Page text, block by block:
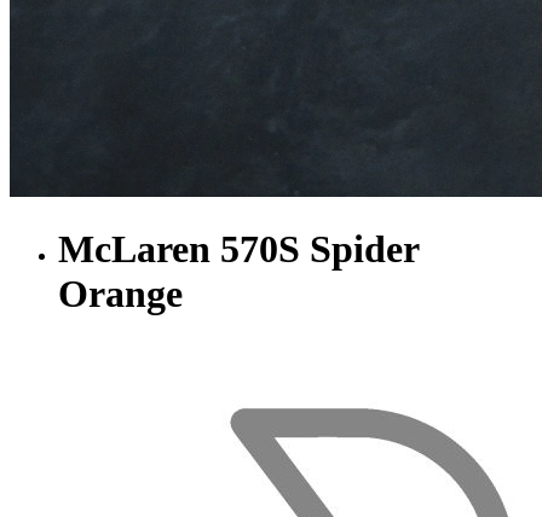
McLaren 570S Spider
Orange